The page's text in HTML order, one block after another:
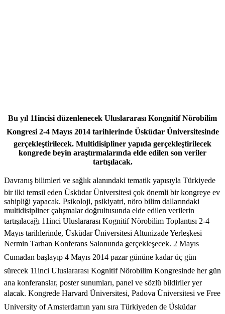
Bu yıl 11incisi düzenlenecek Uluslararası Kongnitif Nörobilim
Kongresi 2-4 Mayıs 2014 tarihlerinde Üsküdar Üniversitesinde
gerçekleştirilecek. Multidisipliner yapıda gerçekleştirilecek
kongrede beyin araştırmalarında elde edilen son veriler
tartışılacak.
Davranış bilimleri ve sağlık alanındaki tematik yapısıyla Türkiyede
bir ilki temsil eden Üsküdar Üniversitesi çok önemli bir kongreye ev
sahipliği yapacak. Psikoloji, psikiyatri, nöro bilim dallarındaki
multidisipliner çalışmalar doğrultusunda elde edilen verilerin
tartışılacağı 11inci Uluslararası Kognitif Nörobilim Toplantısı 2-4
Mayıs tarihlerinde, Üsküdar Üniversitesi Altunizade Yerleşkesi
Nermin Tarhan Konferans Salonunda gerçekleşecek. 2 Mayıs
Cumadan başlayıp 4 Mayıs 2014 pazar gününe kadar üç gün
sürecek 11inci Uluslararası Kognitif Nörobilim Kongresinde her gün
ana konferanslar, poster sunumları, panel ve sözlü bildiriler yer
alacak. Kongrede Harvard Üniversitesi, Padova Üniversitesi ve Free
University of Amsterdamın yanı sıra Türkiyeden de Üsküdar